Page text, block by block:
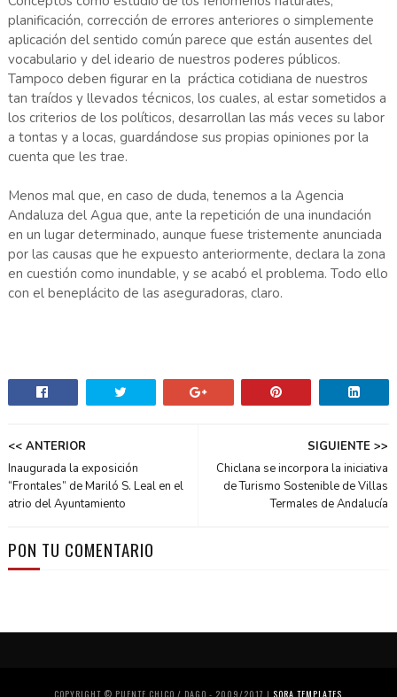
planificación, corrección de errores anteriores o simplemente
aplicación del sentido común parece que están ausentes del
vocabulario y del ideario de nuestros poderes públicos.
Tampoco deben figurar en la práctica cotidiana de nuestros
tan traídos y llevados técnicos, los cuales, al estar sometidos a
los criterios de los políticos, desarrollan las más veces su labor
a tontas y a locas, guardándose sus propias opiniones por la
cuenta que les trae.
Menos mal que, en caso de duda, tenemos a la Agencia
Andaluza del Agua que, ante la repetición de una inundación
en un lugar determinado, aunque fuese tristemente anunciada
por las causas que he expuesto anteriormente, declara la zona
en cuestión como inundable, y se acabó el problema. Todo ello
con el beneplácito de las aseguradoras, claro.
SIGUIENTE >>
Chiclana se incorpora la iniciativa
de Turismo Sostenible de Villas
Termales de Andalucía
<< ANTERIOR
Inaugurada la exposición
“Frontales” de Mariló S. Leal en el
atrio del Ayuntamiento
PON TU COMENTARIO
COPYRIGHT © PUENTE CHICO / DAGO - 2009/2017 | SORA TEMPLATES